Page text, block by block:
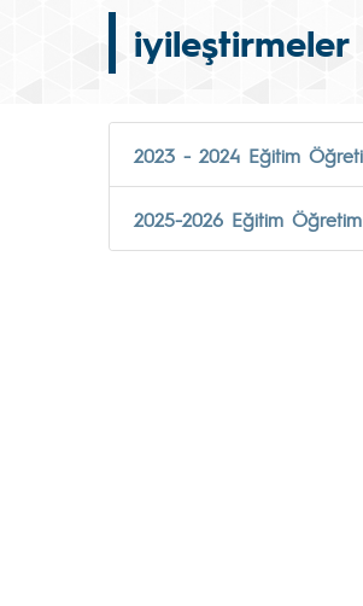
iyileştirmeler
2023 - 2024 Eğitim
2025-2026 Eğitim Öğretim